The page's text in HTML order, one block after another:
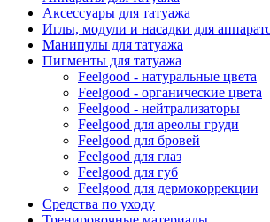
Аксессуары для татуажа
Иглы, модули и насадки для
Манипулы для татуажа
Пигменты для татуажа
Feelgood - натуральные цвета
Feelgood - органические цвета
Feelgood - нейтрализаторы
Feelgood для ареолы груди
Feelgood для бровей
Feelgood для глаз
Feelgood для губ
Feelgood для дермокоррекции
Средства по уходу